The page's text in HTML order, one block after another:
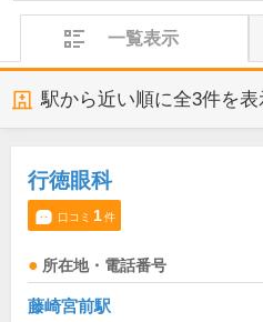
一覧表示
駅から近い順に全3件を表
行徳眼科
口コミ 1件
所在地・電話番号
藤崎宮前駅